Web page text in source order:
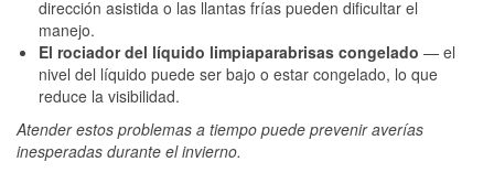
dirección asistida o las llantas frías pueden dificultar el
manejo.
El rociador del líquido limpiaparabrisas congelado — el
nivel del líquido puede ser bajo o estar congelado, lo que
reduce la visibilidad.
Atender estos problemas a tiempo puede prevenir averías
inesperadas durante el invierno.